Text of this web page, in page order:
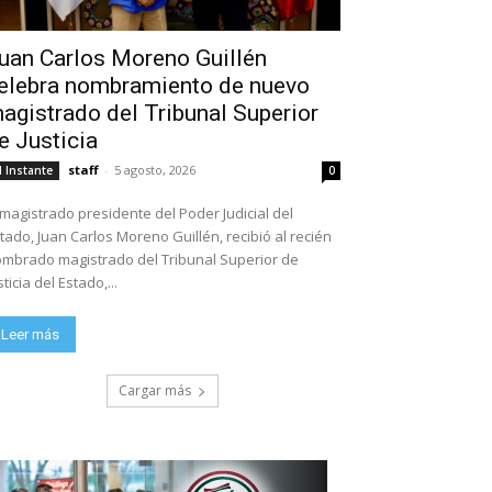
Carlos Moreno Guillén
nombramiento de nuevo
del Tribunal Superior
Justicia
Instante staff - 5 agosto, 2026 0
presidente del Poder Judicial del
Juan Carlos Moreno Guillén, recibió al recién
magistrado del Tribunal Superior de
del Estado,...
Leer más
Cargar más